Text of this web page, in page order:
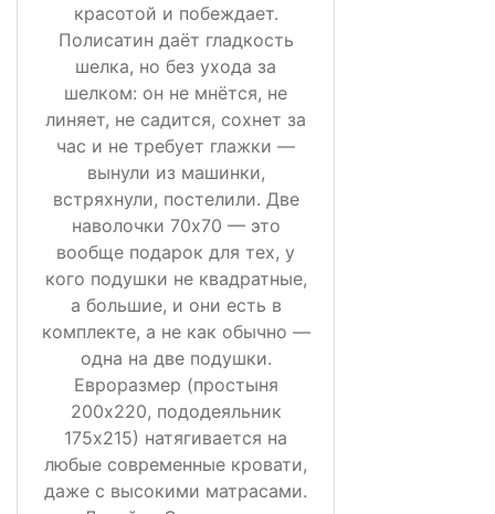
красотой и побеждает.
Полисатин даёт гладкость
шелка, но без ухода за
шелком: он не мнётся, не
линяет, не садится, сохнет за
час и не требует глажки —
вынули из машинки,
встряхнули, постелили. Две
наволочки 70х70 — это
вообще подарок для тех, у
кого подушки не квадратные,
а большие, и они есть в
комплекте, а не как обычно —
одна на две подушки.
Евроразмер (простыня
200х220, пододеяльник
175х215) натягивается на
любые современные кровати,
даже с высокими матрасами.